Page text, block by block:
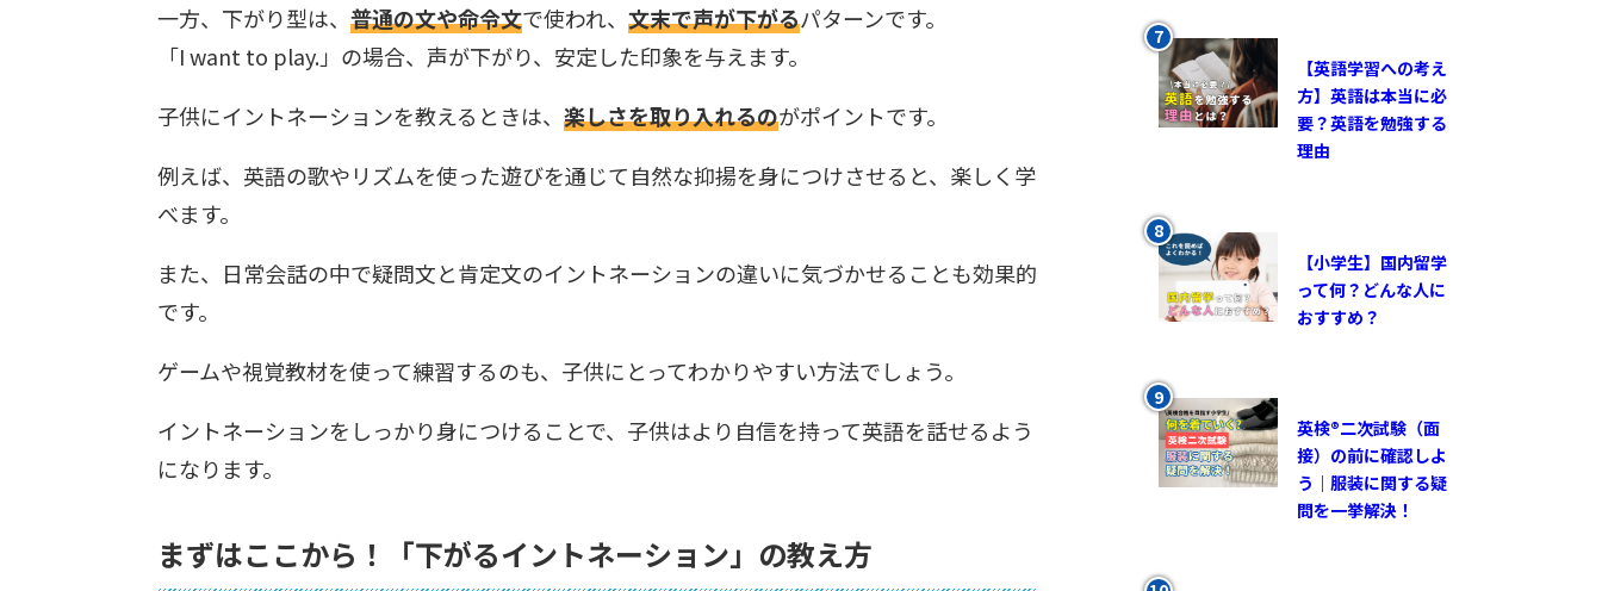
一方、下がり型は、 普通の文や命令文で使われ、 文末で声が下がるパターンです。
「I want to play.」の場合、声が下がり、安定した印象を与えます。
子供にイントネーションを教えるときは、 楽しさを取り入れるのがポイントです。
例えば、英語の歌やリズムを使った遊びを通じて自然な抑揚を身につけさせると、楽しく学
べます。
また、日常会話の中で疑問文と肯定文のイントネーションの違いに気づかせることも効果的
です。
ゲームや視覚教材を使って練習するのも、子供にとってわかりやすい方法でしょう。
イントネーションをしっかり身につけることで、子供はより自信を持って英語を話せるよう
になります。
まずはここから！「下がるイントネーション」の教え方
【英語学習への考え
方】英語は本当に必
要？英語を勉強する
理由
【小学生】国内留学
って何？どんな人に
おすすめ？
英検®︎二次試験（面
接）の前に確認しよ
う｜服装に関する疑
問を一挙解決！